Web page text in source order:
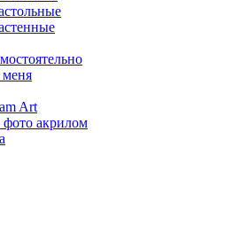
меня
Art
акрилом